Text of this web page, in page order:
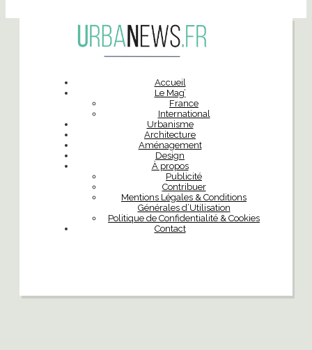
Accueil
Le Mag’
France
International
Urbanisme
Architecture
Aménagement
Design
À propos
Publicité
Contribuer
Mentions Légales & Conditions
Générales d’Utilisation
Politique de Confidentialité & Cookies
Contact